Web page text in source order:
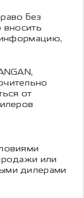
без
от
или
дилерами